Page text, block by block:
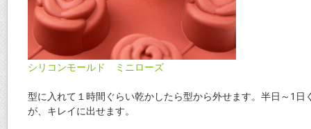
シリコンモールド ミニローズ
型に入れて１時間ぐらい乾かしたら型から外せます。半日～1日
が、キレイに出せます。